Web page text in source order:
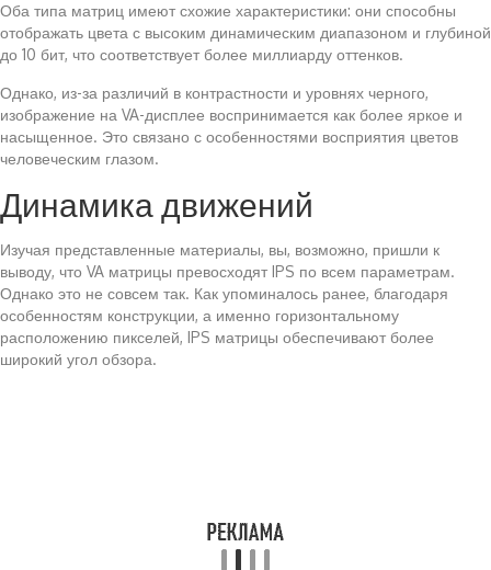
Оба типа матриц имеют схожие характеристики: они способны
отображать цвета с высоким динамическим диапазоном и глубиной
до 10 бит, что соответствует более миллиарду оттенков.
Однако, из-за различий в контрастности и уровнях черного,
изображение на VA-дисплее воспринимается как более яркое и
насыщенное. Это связано с особенностями восприятия цветов
человеческим глазом.
Динамика движений
Изучая представленные материалы, вы, возможно, пришли к
выводу, что VA матрицы превосходят IPS по всем параметрам.
Однако это не совсем так. Как упоминалось ранее, благодаря
особенностям конструкции, а именно горизонтальному
расположению пикселей, IPS матрицы обеспечивают более
широкий угол обзора.